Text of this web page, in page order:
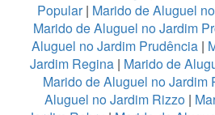
Popular| Marido de Aluguel
Marido de Aluguel no Jardim
Aluguel no Jardim Prudência |
Jardim Regina | Marido de
Marido de Aluguel no Jardim
Aluguel no Jardim Rizzo |